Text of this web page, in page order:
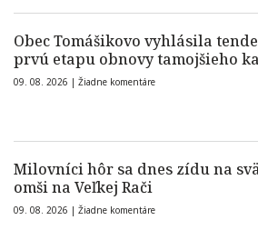
Obec Tomášikovo vyhlásila
prvú etapu obnovy tamojšieho
09. 08. 2026 | Žiadne komentáre
Milovníci hôr sa dnes zídu na
omši na Veľkej Rači
09. 08. 2026 | Žiadne komentáre